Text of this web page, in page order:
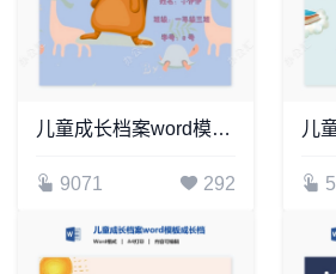
儿童成长档案word模板成长档案学生word成长手册(4)
9071 292